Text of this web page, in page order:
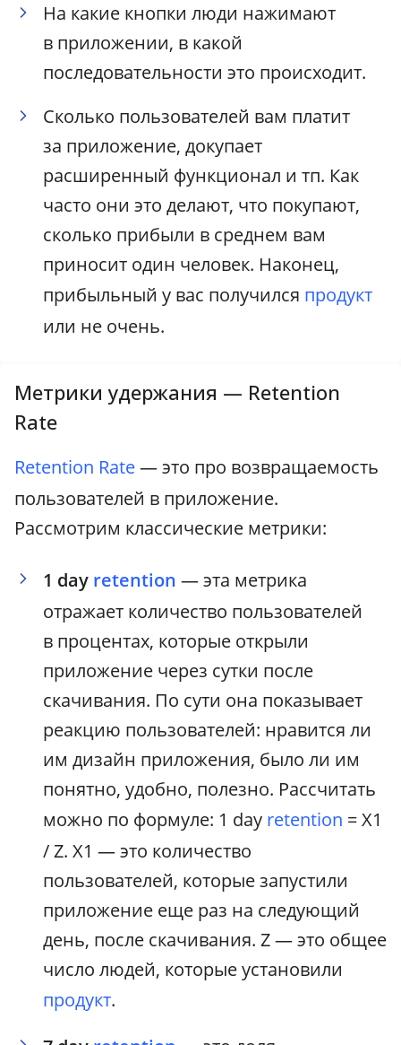
На какие кнопки люди нажимают
в приложении, в какой
последовательности это происходит.
Сколько пользователей вам платит
за приложение, докупает
расширенный функционал и тп. Как
часто они это делают, что покупают,
сколько прибыли в среднем вам
приносит один человек. Наконец,
прибыльный у вас получился продукт
или не очень.
Метрики удержания — Retention
Rate
Retention Rate— это про возвращаемость
пользователей в приложение.
Рассмотрим классические метрики:
1 day retention — эта метрика
отражает количество пользователей
в процентах, которые открыли
приложение через сутки после
скачивания. По сути она показывает
реакцию пользователей: нравится ли
им дизайн приложения, было ли им
понятно, удобно, полезно. Рассчитать
можно по формуле: 1 day retention = X1
/ Z. X1 — это количество
пользователей, которые запустили
приложение еще раз на следующий
день, после скачивания. Z — это общее
число людей, которые установили
продукт.